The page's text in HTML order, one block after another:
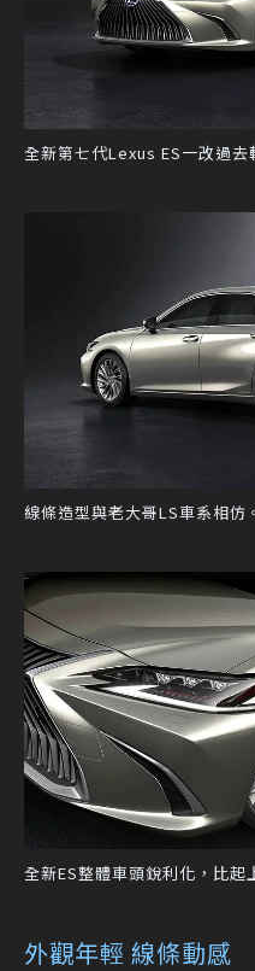
全新第七代Lexus ES一改過
線條造型與老大哥LS車系相仿
全新ES整體車頭銳利化，比
外觀年輕 線條動感